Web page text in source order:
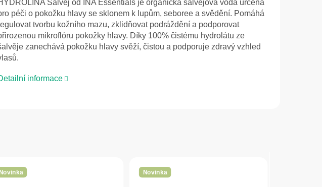
Šalvěj od INA Essentials je organická šalvějová voda určená
péči o pokožku hlavy se sklonem k lupům, seboree a svědění. Pomáhá
tvorbu kožního mazu, zklidňovat podráždění a podporovat
mikroflóru pokožky hlavy. Díky 100% čistému hydrolátu ze
zanechává pokožku hlavy svěží, čistou a podporuje zdravý vzhled
informace
Novinka